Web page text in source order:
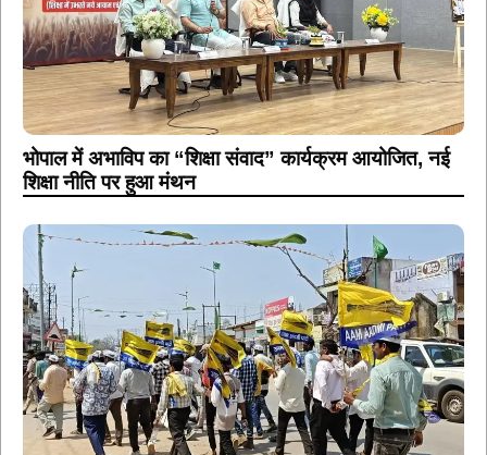
भोपाल में अभाविप का “शिक्षा संवाद” कार्यक्रम आयोजित, नई
शिक्षा नीति पर हुआ मंथन